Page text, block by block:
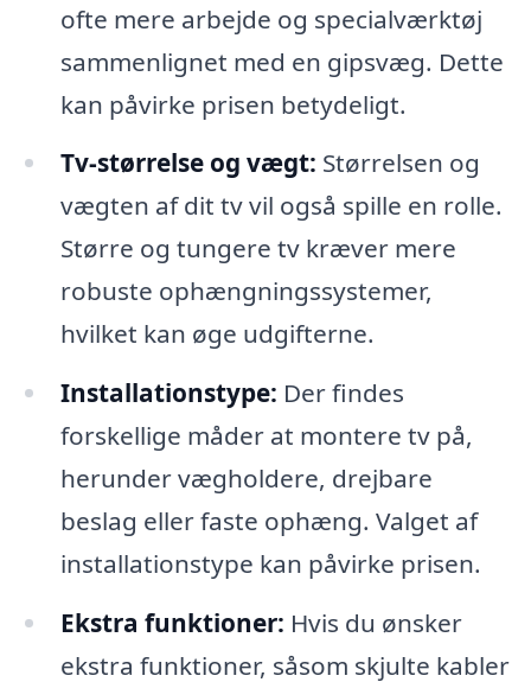
ofte mere arbejde og specialværktøj
sammenlignet med en gipsvæg. Dette
kan påvirke prisen betydeligt.
Tv-størrelse og vægt: Størrelsen og
vægten af dit tv vil også spille en rolle.
Større og tungere tv kræver mere
robuste ophængningssystemer,
hvilket kan øge udgifterne.
Installationstype: Der findes
forskellige måder at montere tv på,
herunder vægholdere, drejbare
beslag eller faste ophæng. Valget af
installationstype kan påvirke prisen.
Ekstra funktioner: Hvis du ønsker
ekstra funktioner, såsom skjulte kabler